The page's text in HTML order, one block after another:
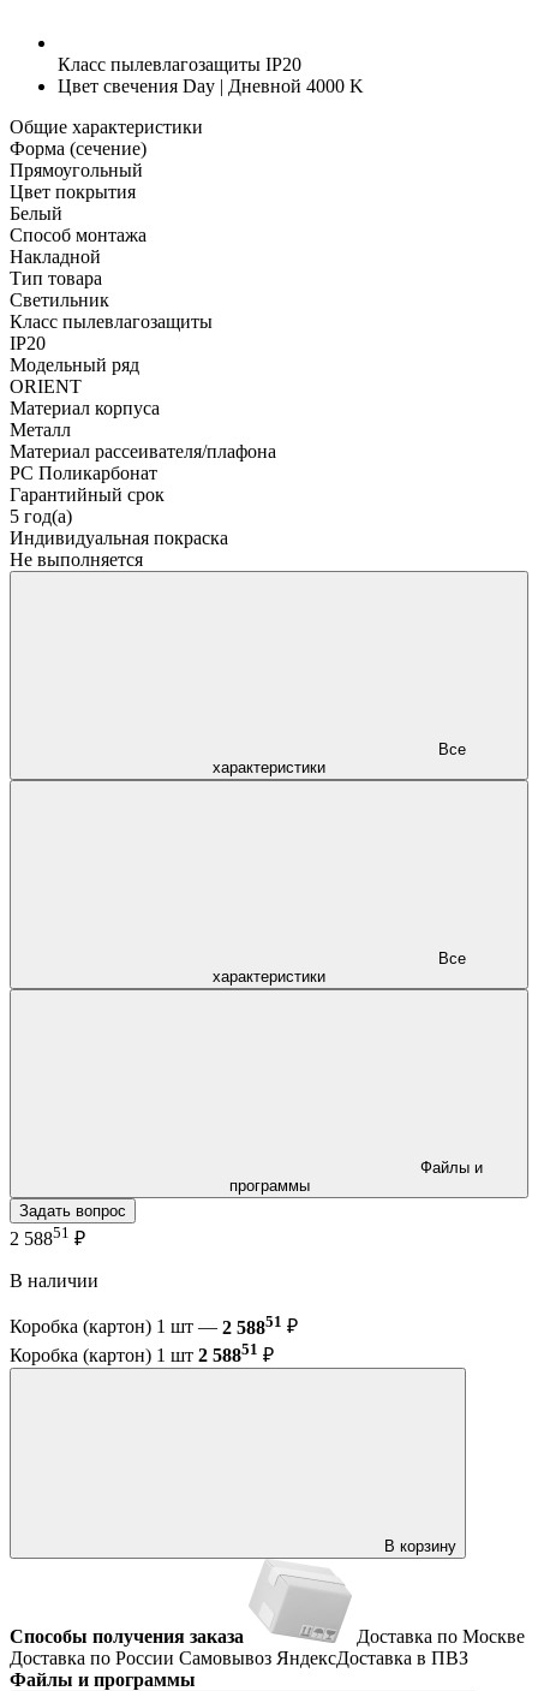
Класс пылевлагозащиты IP20
Цвет свечения Day | Дневной 4000 K
Общие характеристики
Форма (сечение)
Прямоугольный
Цвет покрытия
Белый
Способ монтажа
Накладной
Тип товара
Светильник
Класс пылевлагозащиты
IP20
Модельный ряд
ORIENT
Материал корпуса
Металл
Материал рассеивателя/плафона
PC Поликарбонат
Гарантийный срок
5 год(а)
Индивидуальная покраска
Не выполняется
характеристики
характеристики
программы
Задать вопрос
2 58851 ₽
В наличии
Коробка (картон) 1 шт — 2 58851 ₽
Коробка (картон) 1 шт 2 58851 ₽
В корзину
Способы получения заказа
Доставка по Москве
Доставка по России Самовывоз ЯндексДоставка в ПВЗ
Файлы и программы